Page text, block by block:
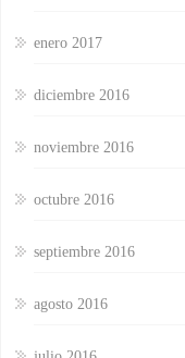
enero 2017
diciembre 2016
noviembre 2016
octubre 2016
septiembre 2016
agosto 2016